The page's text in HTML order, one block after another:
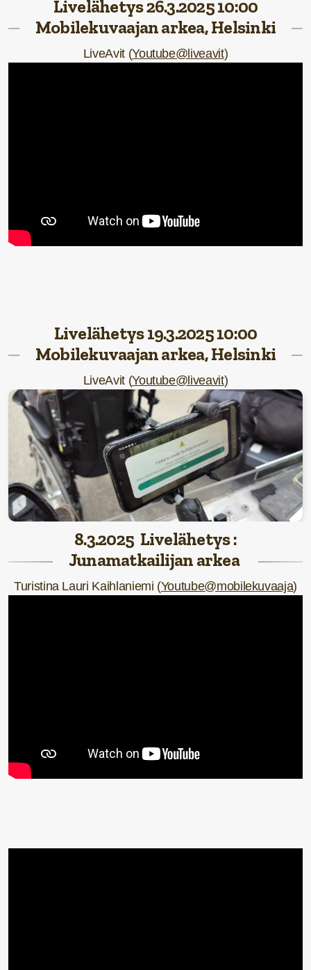
Livelähetys 26.3.2025 10:00
Mobilekuvaajan arkea,Helsinki
LiveAvit (Youtube@liveavit)
Livelähetys 19.3.2025 10:00
Mobilekuvaajanarkea,Helsinki
LiveAvit (Youtube@liveavit)
8.3.2025 Livelähetys :
Junamatkailijan arkea
Turistina Lauri Kaihlaniemi (Youtube@mobilekuvaaja)